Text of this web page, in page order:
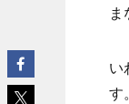
い
す